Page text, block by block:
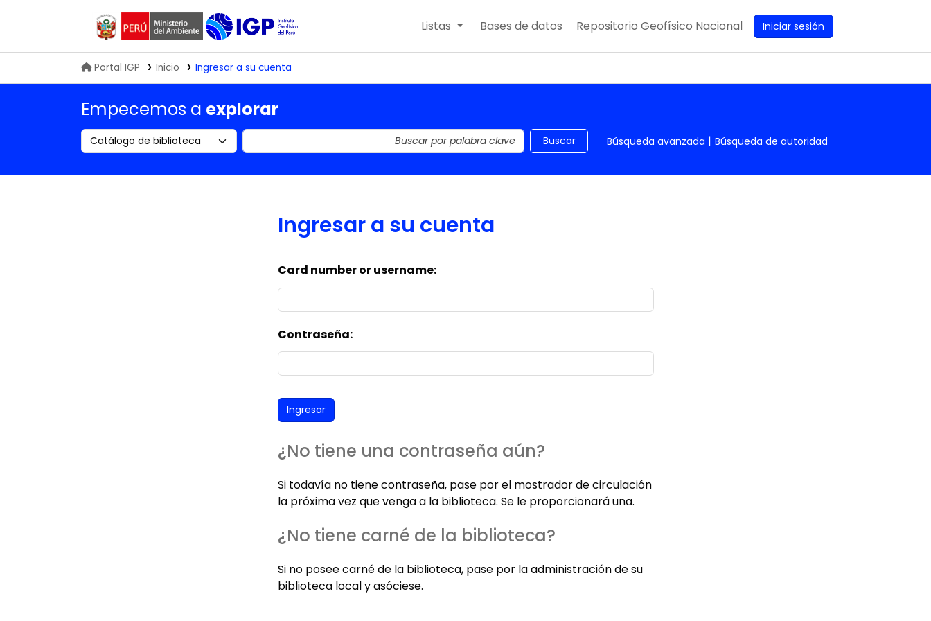
Biblioteca IGP
Listas Bases de datos Repositorio Geofísico Nacional Iniciar sesión
Portal IGP Inicio Ingresar a su cuenta
Empecemos a explorar
Search the catalog by: Buscar en el catálogo por palabra clave Buscar Búsqueda avanzada Búsqueda de autoridad
Ingresar a su cuenta
Card number or username:
Contraseña:
¿No tiene una contraseña aún?
Si todavía no tiene contraseña, pase por el mostrador de circulación
la próxima vez que venga a la biblioteca. Se le proporcionará una.
¿No tiene carné de la biblioteca?
Si no posee carné de la biblioteca, pase por la administración de su
biblioteca local y asóciese.